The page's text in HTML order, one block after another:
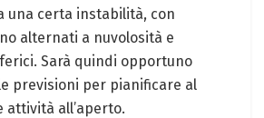
una certa instabilità, con
alternati a nuvolosità e
Sarà quindi opportuno
previsioni per pianificare al
attività all’aperto.